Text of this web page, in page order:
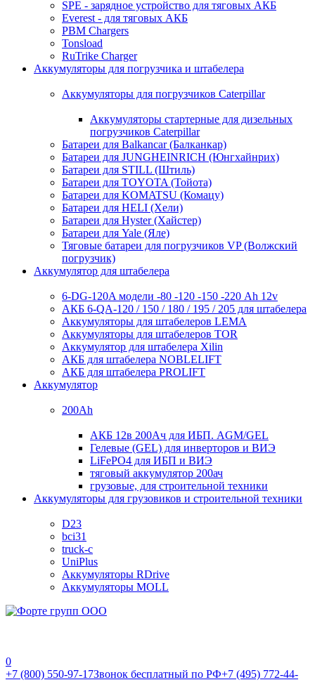
SPE - зарядное устройство для тяговых АКБ
Everest - для тяговых АКБ
PBM Chargers
Tonsload
RuTrike Charger
Аккумуляторы для погрузчика и штабелера
Аккумуляторы для погрузчиков Caterpillar
Аккумуляторы стартерные для дизельных
погрузчиков Caterpillar
Батареи для Balkancar (Балканкар)
Батареи для JUNGHEINRICH (Юнгхайнрих)
Батареи для STILL (Штиль)
Батареи для TOYOTA (Тойота)
Батареи для KOMATSU (Комацу)
Батареи для HELI (Хели)
Батареи для Hyster (Хайстер)
Батареи для Yale (Яле)
Тяговые батареи для погрузчиков VP (Волжский
погрузчик)
Аккумулятор для штабелера
6-DG-120A модели -80 -120 -150 -220 Ah 12v
АКБ 6-QA-120 / 150 / 180 / 195 / 205 для штабелера
Аккумуляторы для штабелеров LEMA
Аккумуляторы для штабелеров TOR
Аккумулятор для штабелера Xilin
АКБ для штабелера NOBLELIFT
АКБ для штабелера PROLIFT
Аккумулятор
200Ah
АКБ 12в 200Ач для ИБП. AGM/GEL
Гелевые (GEL) для инверторов и ВИЭ
LiFePO4 для ИБП и ВИЭ
тяговый аккумулятор 200ач
грузовые, для строительной техники
Аккумуляторы для грузовиков и строительной техники
D23
bci31
truck-c
UniPlus
Аккумуляторы RDrive
Аккумуляторы MOLL
0
+7 (800) 550-97-17Звонок бесплатный по РФ+7 (495) 772-44-